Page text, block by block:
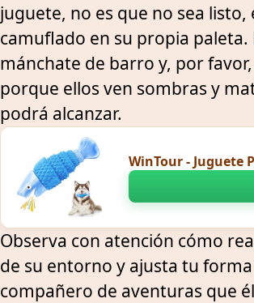
juguete, no es que no sea
camuflado en su propia
mánchate de barro y, por
porque ellos ven sombras y
podrá alcanzar.
WinTour - Juguete
Observa con atención cómo
de su entorno y ajusta tu
compañero de aventuras que